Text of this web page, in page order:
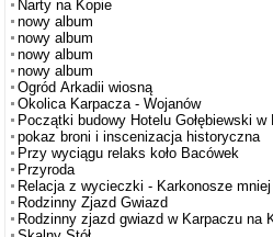
Narty na Kopie
nowy album
nowy album
nowy album
nowy album
Ogród Arkadii wiosną
Okolica Karpacza - Wojanów
Początki budowy Hotelu Gołębiewski w
pokaz broni i inscenizacja historyczna
Przy wyciągu relaks koło Bacówek
Przyroda
Relacja z wycieczki - Karkonosze
Rodzinny Zjazd Gwiazd
Rodzinny zjazd gwiazd w Karpaczu na